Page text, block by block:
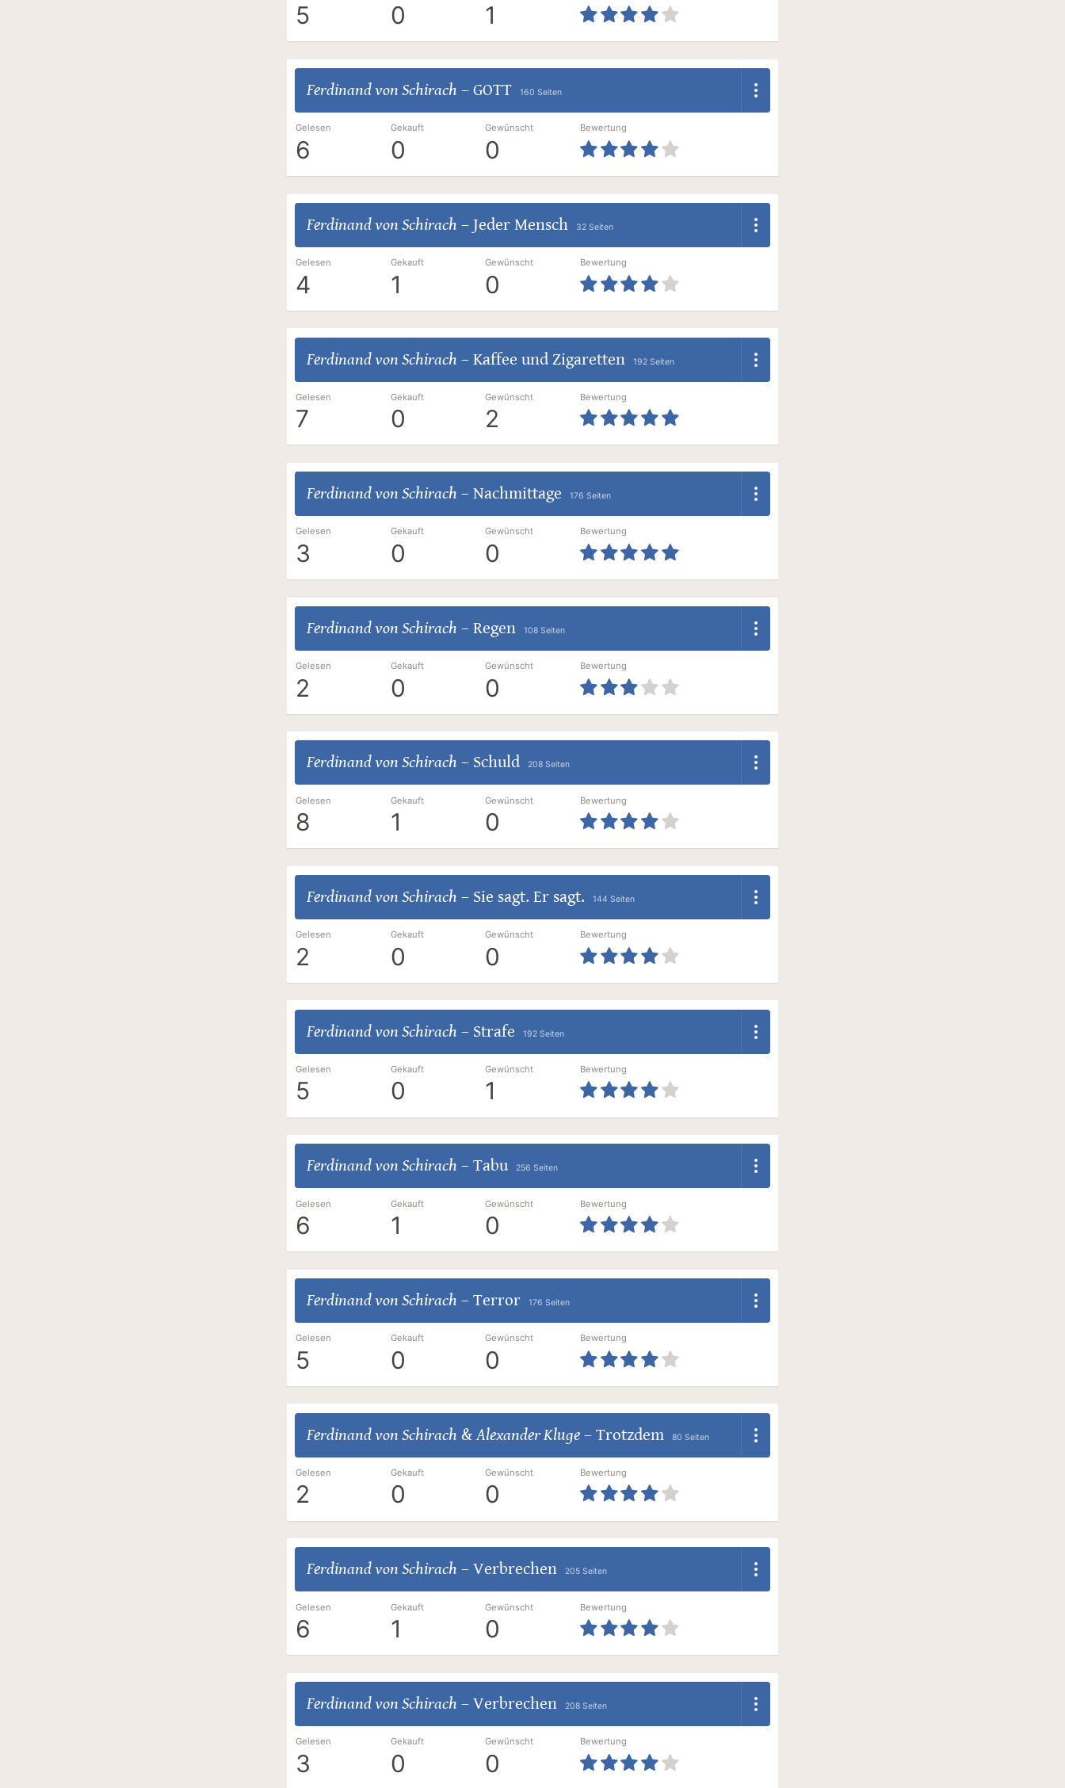
5 0 1
Ferdinand von Schirach – GOTT 160 Seiten
Gelesen
6
Gekauft
0
Gewünscht
0
Bewertung
Ferdinand von Schirach – Jeder Mensch 32 Seiten
Gelesen
4
Gekauft
1
Gewünscht
0
Bewertung
Ferdinand von Schirach – Kaffee und Zigaretten 192 Seiten
Gelesen
7
Gekauft
0
Gewünscht
2
Bewertung
Ferdinand von Schirach – Nachmittage 176 Seiten
Gelesen
3
Gekauft
0
Gewünscht
0
Bewertung
Ferdinand von Schirach – Regen 108 Seiten
Gelesen
2
Gekauft
0
Gewünscht
0
Bewertung
Ferdinand von Schirach – Schuld 208 Seiten
Gelesen
8
Gekauft
1
Gewünscht
0
Bewertung
Ferdinand von Schirach – Sie sagt. Er sagt. 144 Seiten
Gelesen
2
Gekauft
0
Gewünscht
0
Bewertung
Ferdinand von Schirach – Strafe 192 Seiten
Gelesen
5
Gekauft
0
Gewünscht
1
Bewertung
Ferdinand von Schirach – Tabu 256 Seiten
Gelesen
6
Gekauft
1
Gewünscht
0
Bewertung
Ferdinand von Schirach – Terror 176 Seiten
Gelesen
5
Gekauft
0
Gewünscht
0
Bewertung
Ferdinand von Schirach &Alexander Kluge– Trotzdem 80 Seiten
Gelesen
2
Gekauft
0
Gewünscht
0
Bewertung
Ferdinand von Schirach – Verbrechen 205 Seiten
Gelesen
6
Gekauft
1
Gewünscht
0
Bewertung
Ferdinand von Schirach – Verbrechen 208 Seiten
Gelesen
3
Gekauft
0
Gewünscht
0
Bewertung